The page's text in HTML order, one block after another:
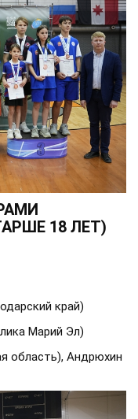
18 ЛЕТ)
край)
Марий Эл)
область), Андрюхин